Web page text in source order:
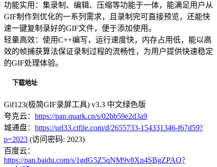
功能实用：集录制、编辑、压缩等功能于一体，能满足用户从
GIF制作到优化的一系列需求，且录制完可直接预览，还能快
速一键复制录好的GIF文件，便于添加使用。
轻量高效：使用C++编写，运行速度快，内存占用低，能以高
效的帧捕获算法保证录制过程的流畅性，为用户提供快速稳定
的GIF处理体验。
下载地址
Gif123(极简GIF录屏工具) v3.3 中文绿色版
夸克云： https://pan.quark.cn/s/02bb59e2d3a9
城通盘： https://url33.ctfile.com/d/2655733-154331346-f67d59?
p=2023 (访问密码: 2023)
百度云：
https://pan.baidu.com/s/1gdG5Z5qNM9v8Xn4SBgZPAQ?